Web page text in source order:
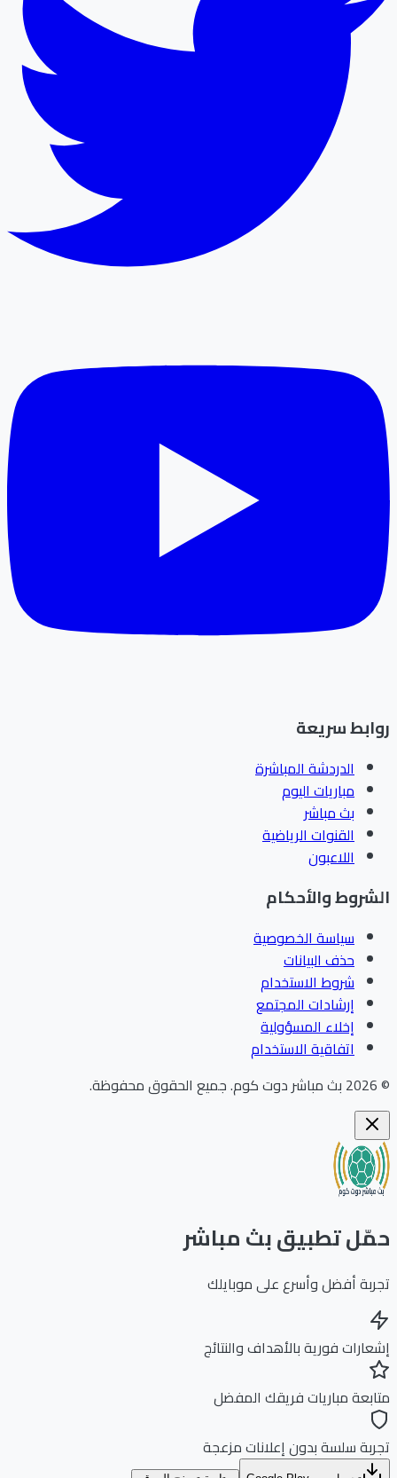
روابط سريعة
الدردشة المباشرة
مباريات اليوم
بث مباشر
القنوات الرياضية
اللاعبون
الشروط والأحكام
سياسة الخصوصية
حذف البيانات
شروط الاستخدام
إرشادات المجتمع
إخلاء المسؤولية
اتفاقية الاستخدام
©
2026 بث مباشر دوت كوم.جميع الحقوق محفوظة.
حمّل تطبيق بث مباشر
تجربة أفضل وأسرع على موبايلك
إشعارات فورية بالأهداف والنتائج
متابعة مباريات فريقك المفضل
تجربة سلسة بدون إعلانات مزعجة